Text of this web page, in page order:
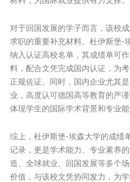
对于回国发展的学子而言，该校
求职的重要补充材料。杜伊斯堡-
纳入认证高校名单，其成绩单可
料，配合文凭完成国内认证，为
正规佐证。同时，国内企业尤其
业，高度认可德国高等教育的严
体现学生的国际学术背景和专业能
综上，杜伊斯堡-埃森大学的成绩
记录，更是学术能力、专业素养
造、全球就业、回国发展等多个
价值，与该校文凭协同发力，为